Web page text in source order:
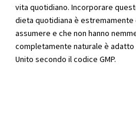
vita quotidiano. Incorporare
dieta quotidiana è
assumere e che non hanno
completamente naturale è
Unito secondo il codice GMP.